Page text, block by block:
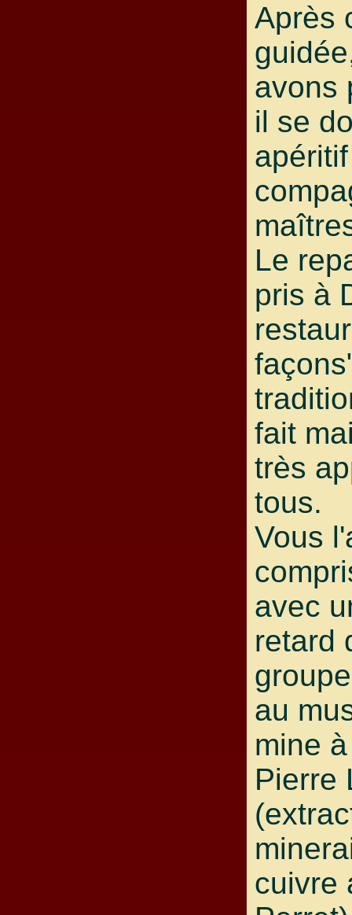
Après
avons
il se
Le
pris à
fait
très
tous.
Vous
avec
retard
au
mine
Pierre
cuivre